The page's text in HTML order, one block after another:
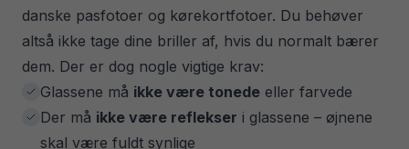
danske pasfotoer og kørekortfotoer. Du behøver
altså ikke tage dine briller af, hvis du normalt bærer
dem. Der er dog nogle vigtige krav:
Glassene må ikke være tonede eller farvede
Der må ikke være reflekser i glassene – øjnene
skal være fuldt synlige